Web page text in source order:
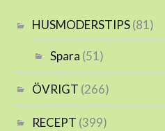
HUSMODERSTIPS(81)
Spara (51)
ÖVRIGT (266)
RECEPT (399)